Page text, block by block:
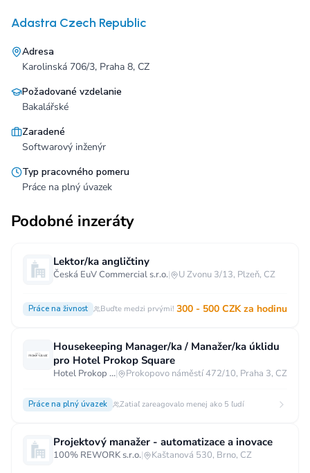
Adastra Czech Republic
Adresa
Karolinská 706/3, Praha 8, CZ
Požadované vzdelanie
Bakalářské
Zaradené
Softwarový inženýr
Typ pracovného pomeru
Práce na plný úvazek
Podobné inzeráty
Lektor/ka angličtiny
Česká EuV Commercial s.r.o.| U Zvonu 3/13, Plzeň, CZ
Práce na živnost Buďte medzi prvými! 300 - 500 CZK za hodinu
Housekeeping Manager/ka / Manažer/ka úklidu
pro Hotel Prokop Square
Hotel Prokop Square****| Prokopovo náměstí 472/10, Praha 3, CZ
Práce na plný úvazek Zatiaľ zareagovalo menej ako 5 ľudí
Projektový manažer - automatizace a inovace
100% REWORK s.r.o.| Kaštanová 530, Brno, CZ